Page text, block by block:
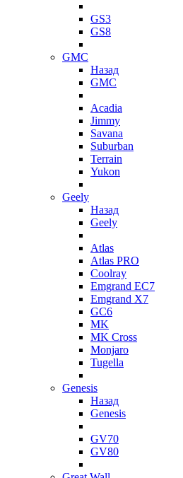
GS3
GS8
GMC
Назад
GMC
Acadia
Jimmy
Savana
Suburban
Terrain
Yukon
Geely
Назад
Geely
Atlas
Atlas PRO
Coolray
Emgrand EC7
Emgrand X7
GC6
MK
MK Cross
Monjaro
Tugella
Genesis
Назад
Genesis
GV70
GV80